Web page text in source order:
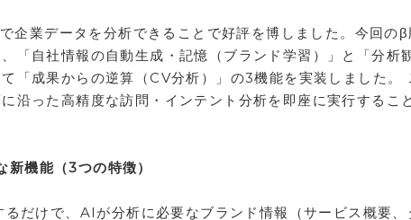
企業データを分析できることで好評を博しました。今回のβ
「自社情報の自動生成・記憶（ブランド学習）」と「分析
「成果からの逆算（CV分析）」の3機能を実装しました。
沿った高精度な訪問・インテント分析を即座に実行するこ
機能（3つの特徴）
だけで、AIが分析に必要なブランド情報（サービス概要、